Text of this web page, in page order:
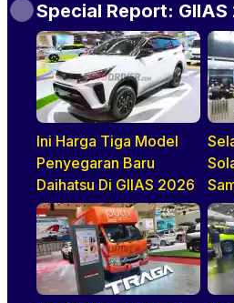
Special Report: GIIAS
Ini Harga Tiga Model
Penyegaran Baru
Daihatsu Di GIIAS 2026